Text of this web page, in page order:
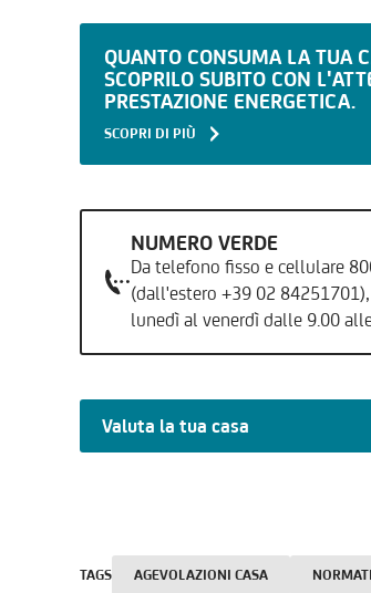
QUANTO CONSUMA LA TUA
SCOPRILO SUBITO CON
PRESTAZIONE ENERGETICA.
SCOPRI DI PIÙ
NUMERO VERDE
Da telefono fisso e cellulare
(dall'estero +39 02
lunedì al venerdì dalle 9.00
Valuta la tua casa
TAGS AGEVOLAZIONI CASA